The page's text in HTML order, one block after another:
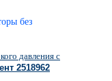
без
давления с
2518962